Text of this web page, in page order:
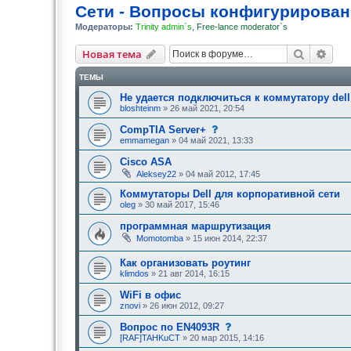
Сети - Вопросы
Модераторы: Trinity admin`s Free-lance moderator`s
Новая тема Поиск
ТЕМЫ
Не удается подключиться к коммутатору
bloshteinm » 26 май 2021, 20:54
CompTIA Server+
а
н
я
т
е
а
е
б
ы
л
а
о
б
р
е
н
а
emmamegan » 04 май 2021, 13:33
Cisco ASA
Aleksey22 » 04 май 2012, 17:45
Коммутаторы Dell для корпоративной сети
oleg » 30 май 2017, 15:46
программная маршрутизация
Momotomba » 15 июн 2014, 22:37
Как организовать роутинг
klimdos » 21 авг 2014, 16:15
WiFi в офис
znovi » 26 июн 2012, 09:27
Вопрос по EN4093R
о
о
[RAF]TAHKuCT » 20 мар 2015, 14:16